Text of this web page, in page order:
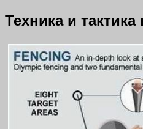
Техника и